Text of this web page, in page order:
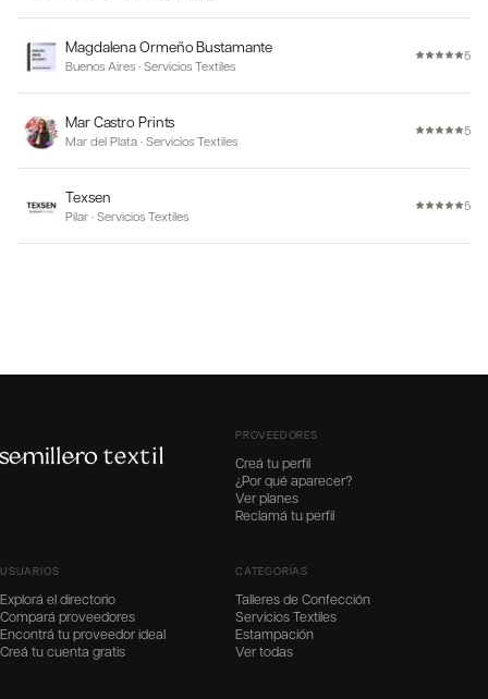
Magdalena Ormeño Bustamante
Buenos Aires · Servicios Textiles
5
Mar Castro Prints
Mar del Plata · Servicios Textiles
5
Texsen
Pilar · Servicios Textiles
5
PROVEEDORES
Creá tu perfil
¿Por qué aparecer?
Ver planes
Reclamá tu perfil
USUARIOS
Explorá el directorio
Compará proveedores
Encontrá tu proveedor ideal
Creá tu cuenta gratis
CATEGORÍAS
Talleres de Confección
Servicios Textiles
Estampación
Ver todas